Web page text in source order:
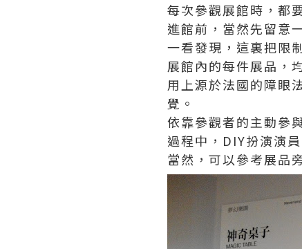
每次參觀展館時，都
進館前，當然先留意
一看發現，這裏把限
展館內的每件展品，
用上源於法國的障眼
覺。
依靠參觀者的主動參
過程中，DIY扮演演
當然，可以參考展品